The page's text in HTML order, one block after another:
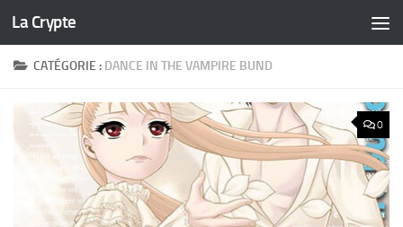
Skip to content
La Crypte
CATÉGORIE : DANCE IN THE VAMPIRE BUND
0